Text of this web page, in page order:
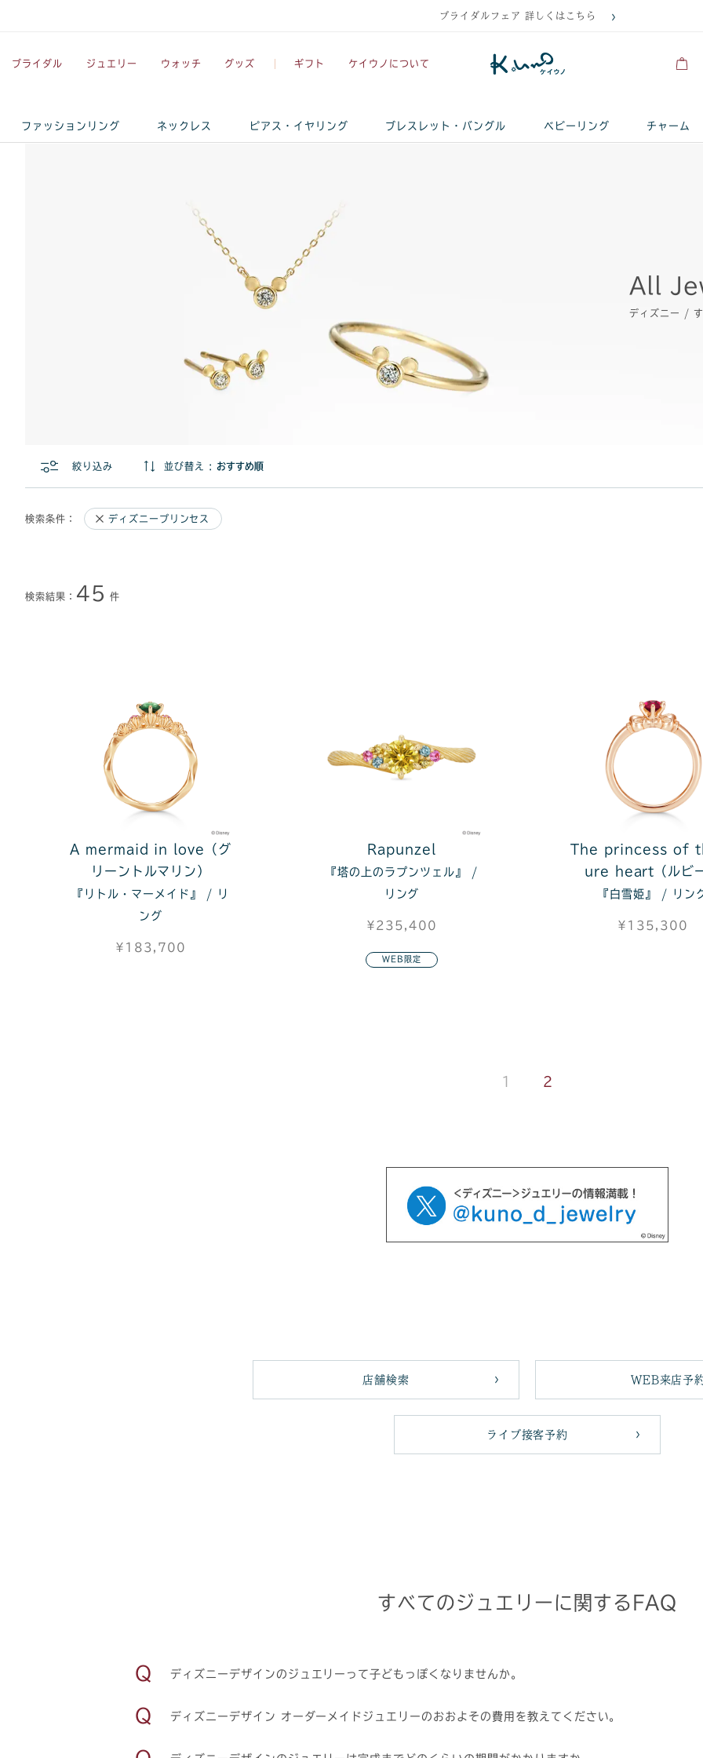
ブライダルフェア 詳しくはこちら
ブライダル ジュエリー ウォッチ グッズ ギフト ケイウノについて
ファッションリング ネックレス ピアス・イヤリング ブレスレット・バングル ベビーリング チャーム
ディズニー /
All
絞り込み 並び替え :
検索条件： ディズニープリンセス
検索結果： 45 件
A mermaid in love（グ
リーントルマリン）
『リトル・マーメイド』 / リ
ング
¥183,700
Rapunzel
『塔の上のラプンツェル』 /
リング
¥235,400
WEB限定
The princess of
ure heart（ルビ
『白雪姫』 / リン
¥135,300
1 2
店舗検索 WEB来店予
ライブ接客予約
すべてのジュエリーに関するFAQ
ディズニーデザインのジュエリーって子どもっぽくなりませんか。
ディズニーデザイン オーダーメイドジュエリーのおおよその費用を教えてください。